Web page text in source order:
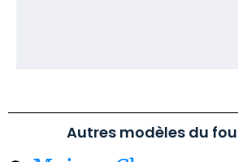
Autres modèles du